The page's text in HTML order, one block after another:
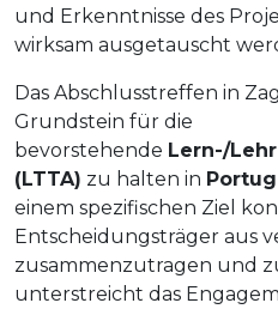
und Erkenntnisse des
wirksam ausgetauscht
Das Abschlusstreffen in
Grundstein für die
bevorstehende Lern-/
(LTTA) zu halten in
einem spezifischen Ziel
Entscheidungsträger aus
zusammenzutragen und
unterstreicht das